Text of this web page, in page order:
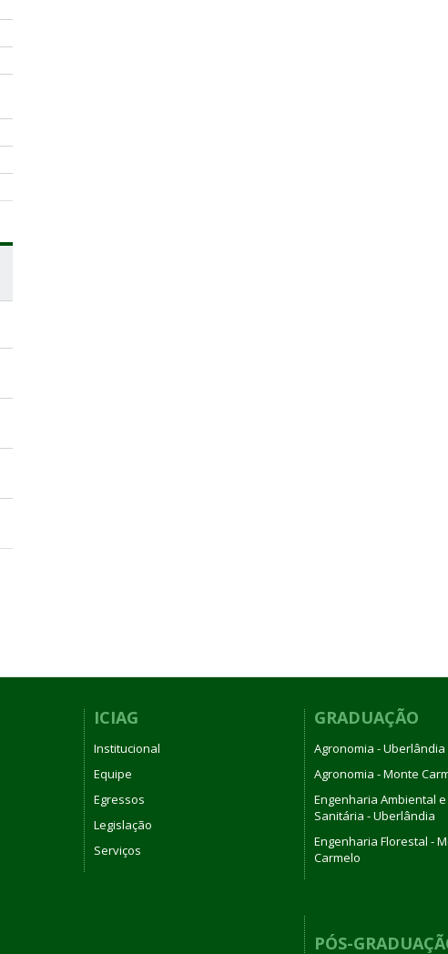
ICIAG
Institucional
Equipe
Egressos
Legislação
Serviços
GRADUAÇÃO
Agronomia - Uberlândia
Agronomia - Monte
Engenharia Ambiental e
Sanitária - Uberlândia
Engenharia Florestal -
Carmelo
PÓS-